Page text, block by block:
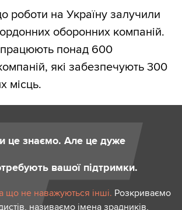
роботи на Україну залучили
оборонних компаній.
понад 600
які забезпечують 300
місць.
це знаємо. Але це дуже
вашої підтримки.
що не наважуються інші. Розкриваємо
називаємо імена зрадників,